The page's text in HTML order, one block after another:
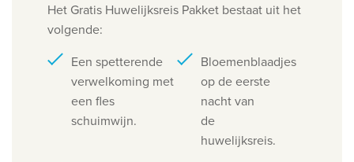
Het Gratis Huwelijksreis Pakket bestaat uit het
volgende:
Een spetterende
verwelkoming met
een fles
schuimwijn.
Bloemenblaadjes
op de eerste
nacht van
de
huwelijksreis.